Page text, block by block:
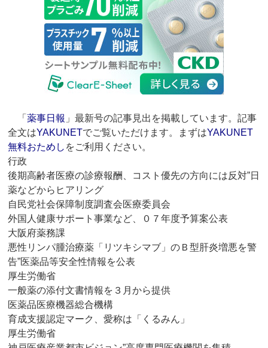
「薬事日報 」最新号の記事見出を掲載しています。記事
全文はYAKUNETでご覧いただけます。まずはYAKUNET
無料おためし をご利用ください。
行政
後期高齢者医療の診療報酬、コスト優先の方向には反対”日
薬などからヒアリング
自民党社会保障制度調査会医療委員会
外国人健康サポート事業など、０７年度予算案公表
大阪府薬務課
悪性リンパ腫治療薬「リツキシマブ」のＢ型肝炎増悪を警
告”医薬品等安全性情報を公表
厚生労働省
一般薬の添付文書情報を３月から提供
医薬品医療機器総合機構
育成支援認定マーク、愛称は「くるみん」
厚生労働省